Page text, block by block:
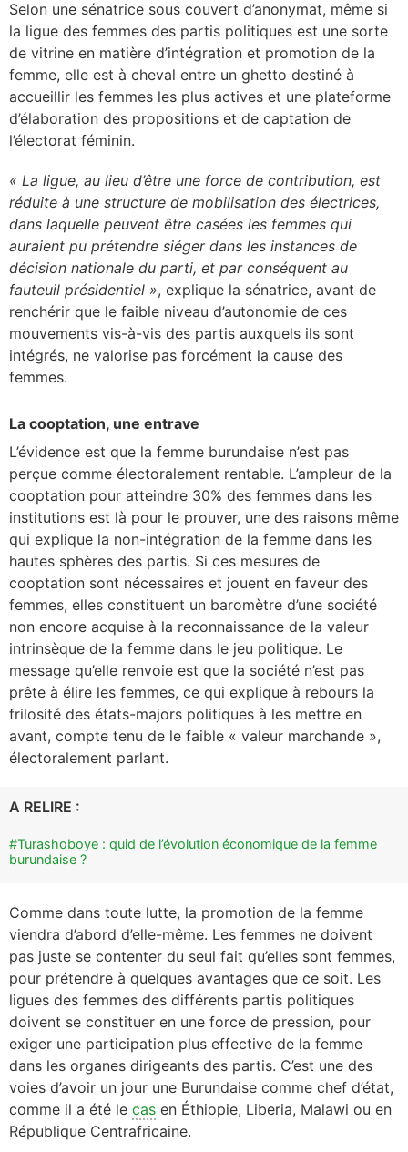
Selon une sénatrice sous couvert d’anonymat, même si
la ligue des femmes des partis politiques est une sorte
de vitrine en matière d’intégration et promotion de la
femme, elle est à cheval entre un ghetto destiné à
accueillir les femmes les plus actives et une plateforme
d’élaboration des propositions et de captation de
l’électorat féminin.
« La ligue, au lieu d’être une force de contribution, est
réduite à une structure de mobilisation des électrices,
dans laquelle peuvent être casées les femmes qui
auraient pu prétendre siéger dans les instances de
décision nationale du parti, et par conséquent au
fauteuil présidentiel », explique la sénatrice, avant de
renchérir que le faible niveau d’autonomie de ces
mouvements vis-à-vis des partis auxquels ils sont
intégrés, ne valorise pas forcément la cause des
femmes.
La cooptation, une entrave
L’évidence est que la femme burundaise n’est pas
perçue comme électoralement rentable. L’ampleur de la
cooptation pour atteindre 30% des femmes dans les
institutions est là pour le prouver, une des raisons même
qui explique la non-intégration de la femme dans les
hautes sphères des partis. Si ces mesures de
cooptation sont nécessaires et jouent en faveur des
femmes, elles constituent un baromètre d’une société
non encore acquise à la reconnaissance de la valeur
intrinsèque de la femme dans le jeu politique. Le
message qu’elle renvoie est que la société n’est pas
prête à élire les femmes, ce qui explique à rebours la
frilosité des états-majors politiques à les mettre en
avant, compte tenu de le faible « valeur marchande »,
électoralement parlant.
A RELIRE :
#Turashoboye : quid de l’évolution économique de la femme
burundaise ?
Comme dans toute lutte, la promotion de la femme
viendra d’abord d’elle-même. Les femmes ne doivent
pas juste se contenter du seul fait qu’elles sont femmes,
pour prétendre à quelques avantages que ce soit. Les
ligues des femmes des différents partis politiques
doivent se constituer en une force de pression, pour
exiger une participation plus effective de la femme
dans les organes dirigeants des partis. C’est une des
voies d’avoir un jour une Burundaise comme chef d’état,
comme il a été le cas en Éthiopie, Liberia, Malawi ou en
République Centrafricaine.